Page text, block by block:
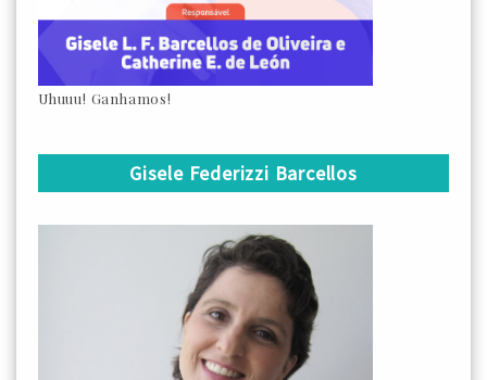
Uhuuu! Ganhamos!
Gisele Federizzi Barcellos